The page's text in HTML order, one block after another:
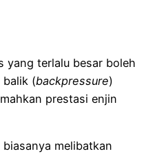
yang terlalu besar boleh
balik (backpressure)
prestasi enjin
melibatkan